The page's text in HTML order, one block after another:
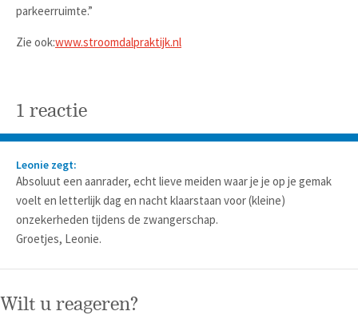
parkeerruimte.”
Zie ook:www.stroomdalpraktijk.nl
1 reactie
Leonie zegt:
Absoluut een aanrader, echt lieve meiden waar je je op je gemak
voelt en letterlijk dag en nacht klaarstaan voor (kleine)
onzekerheden tijdens de zwangerschap.
Groetjes, Leonie.
Wilt u reageren?